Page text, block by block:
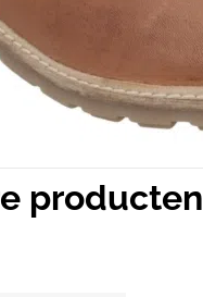
producten